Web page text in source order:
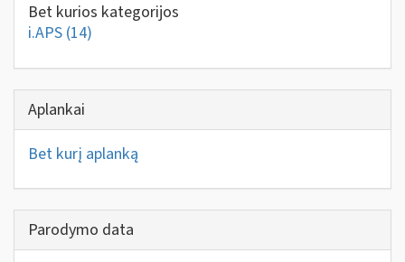
Bet kurios kategorijos
i.APS (14)
Aplankai
Bet kurį aplanką
Parodymo data